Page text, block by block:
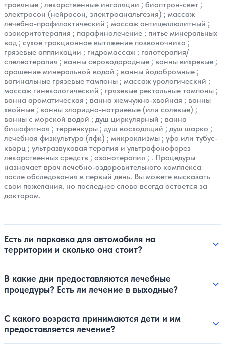
травяные ; лекарственные ингаляции ; биоптрон-свет ;
электросон (нейросон, электроанальгезия) ; массаж
лечебно-профилактический ; массаж антицеллюлитный ;
озокеритотерапия ; парафинолечение ; питье минеральных
вод ; сухое тракционное вытяжение позвоночника ;
грязевые аппликации ; гидромассаж ; галотерапия/
спелеотерапия ; ванны сероводородные ; ванны вихревые ;
орошение минеральной водой ; ванны йодобромные ;
вагинальные грязевые тампоны ; массаж урологический ;
массаж гинекологический ; грязевые ректальные тампоны ;
ванна ароматическая ; ванна жемчужно-хвойная ; ванны
хвойные ; ванны хлоридно-натриевые (или солевые) ;
ванны с морской водой ; душ циркулярный ; ванна
бишофитная ; терренкуры ; душ восходящий ; душ шарко ;
лечебная физкультура (лфк) ; микроклизмы ; уфо или тубус-
кварц ; ультразвуковая терапия и ультрафонофорез
лекарственных средств ; озонотерапия ; . Процедуры
назначает врач лечебно-оздоровительного комплекса
после обследования в первый день. Вы можете высказать
свои пожелания, но последнее слово всегда остается за
доктором.
Есть ли парковка для автомобиля на
территории и сколько она стоит?
В какие дни предоставляются лечебные
процедуры? Есть ли лечение в выходные?
С какого возраста принимаются дети и им
предоставляется лечение?